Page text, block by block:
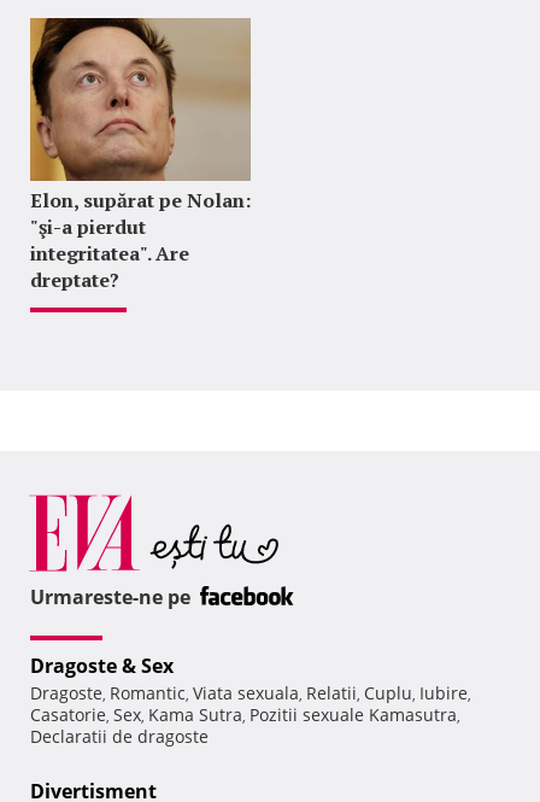
Elon, supărat pe Nolan:
"şi-a pierdut
integritatea". Are
dreptate?
Urmareste-ne pe
Dragoste & Sex
Dragoste, Romantic, Viata sexuala, Relatii, Cuplu, Iubire,
Casatorie, Sex, Kama Sutra, Pozitii sexuale Kamasutra,
Declaratii de dragoste
Divertisment